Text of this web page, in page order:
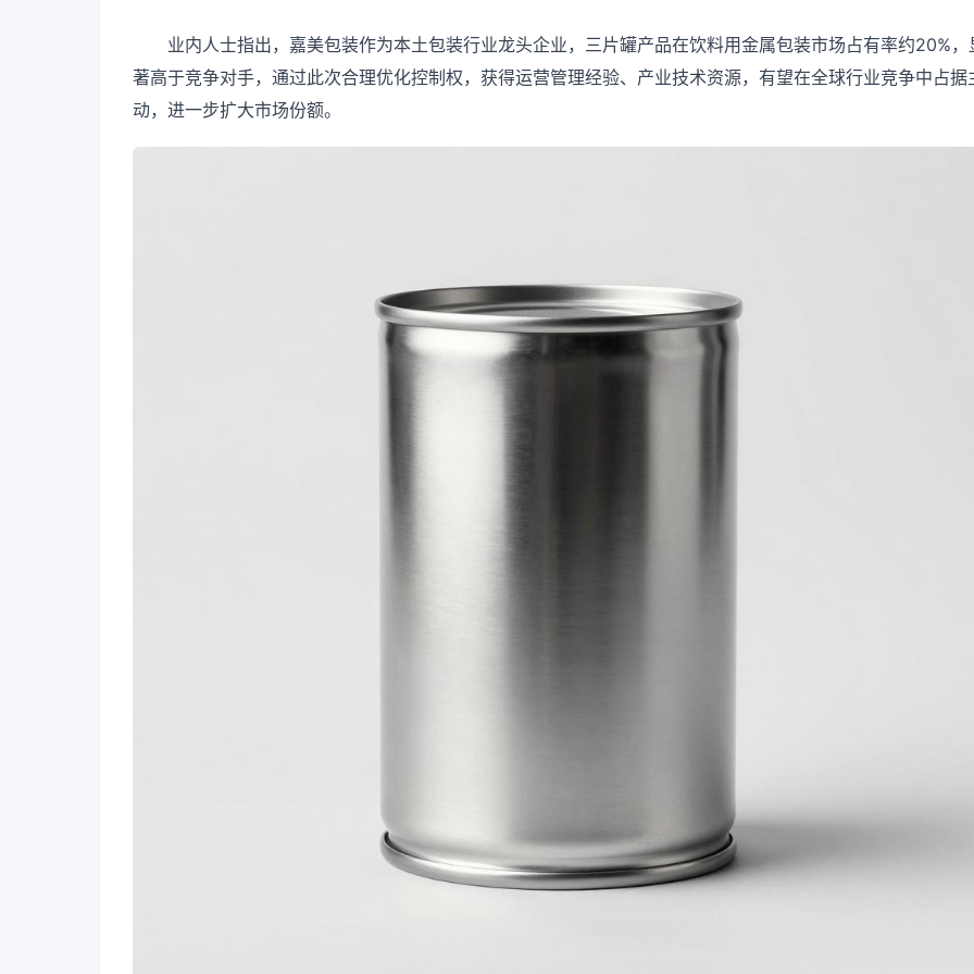
业内人士指出，嘉美包装作为本土包装行业龙头企业，三片罐产品在饮料用金属包装市场占有率约20%，
著高于竞争对手，通过此次合理优化控制权，获得运营管理经验、产业技术资源，有望在全球行业竞争中占据
动，进一步扩大市场份额。